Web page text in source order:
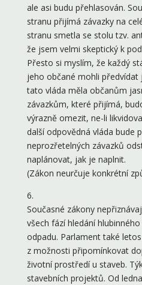
ale asi budu přehlasován.
stranu přijímá závazky na
stranu smetla se stolu tzv.
že jsem velmi skeptický k
Přesto si myslím, že každý
jeho občané mohli
tato vláda měla občanům
závazkům, které přijímá,
výrazně omezit, ne-li
další odpovědná vláda bude
neprozřetelných závazků
naplánovat, jak je naplnit.
(Zákon neurčuje konkrétní
6.
Současné zákony
všech fází hledání
odpadu. Parlament také
z možnosti připomínkovat
životní prostředí u staveb.
stavebních projektů. Od